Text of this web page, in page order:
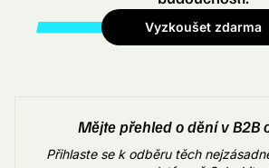
Vyzkoušet zdarma
Mějte přehled o dění v B2B
Přihlaste se k odběru těch